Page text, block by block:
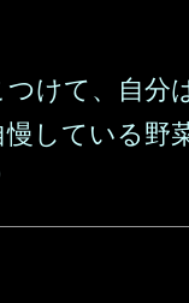
つけて、自分
慢している野